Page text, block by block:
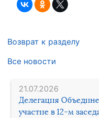
21.07.2026
Делегация
участие в 12-м
Возврат к разделу
Все новости